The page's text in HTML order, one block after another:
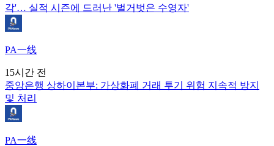
각'… 실적 시즌에 드러난 '벌거벗은 수영자'
PA一线
15시간 전
중앙은행 상하이본부: 가상화폐 거래 투기 위험 지속적 방지
및 처리
PA一线